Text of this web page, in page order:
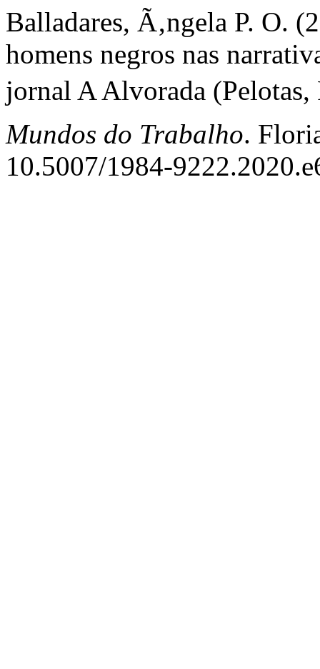
Balladares, Ã‚ngela P. O.
homens negros nas
jornal A Alvorada (Pelotas,
Mundos do Trabalho.
10.5007/1984-